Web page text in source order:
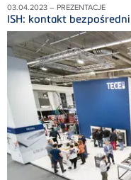
03.04.2023 – PREZENTACJE
ISH: kontakt